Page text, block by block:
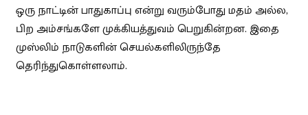
ஒரு நாட்டின் பாதுகாப்பு என்று வரும்போது மதம் அல்ல,
பிற அம்சங்களே முக்கியத்துவம் பெறுகின்றன. இதை
முஸ்லிம் நாடுகளின் செயல்களிலிருந்தே
தெரிந்துகொள்ளலாம்.